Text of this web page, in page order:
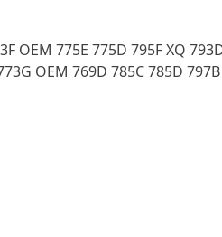
OEM 775E 775D 795F XQ
OEM 769D 785C 785D